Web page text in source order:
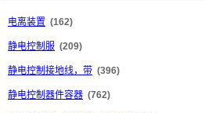
电离装置 (162)
静电控制服 (209)
静电控制接地线，带 (396)
静电控制器件容器 (762)